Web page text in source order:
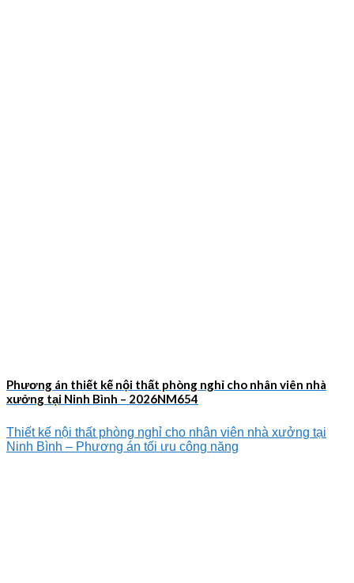
Phương án thiết kế nội thất phòng nghỉ cho nhân viên nhà
xưởng tại Ninh Bình – 2026NM654
Thiết kế nội thất phòng nghỉ cho nhân viên nhà xưởng tại
Ninh Bình – Phương án tối ưu công năng